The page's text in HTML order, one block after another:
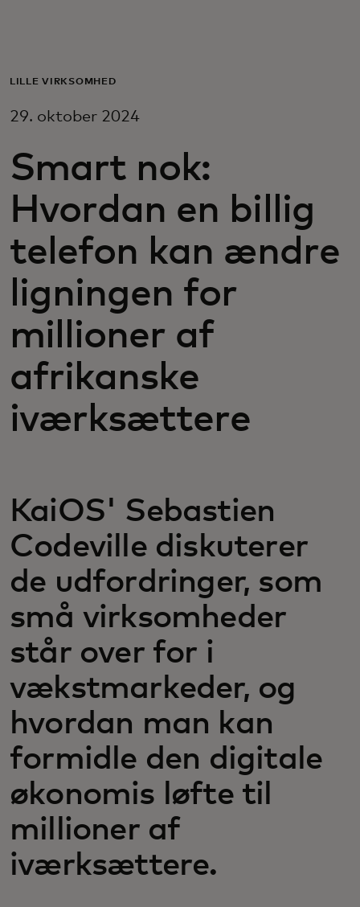
Til virksomheder
Til innovatører
Nyheder og trends
LILLE VIRKSOMHED
29. oktober 2024
Smart nok:
Hvordan en billig
telefon kan ændre
ligningen for
millioner af
afrikanske
iværksættere
KaiOS' Sebastien
Codeville diskuterer
de udfordringer, som
små virksomheder
står over for i
vækstmarkeder, og
hvordan man kan
formidle den digitale
økonomis løfte til
millioner af
iværksættere.